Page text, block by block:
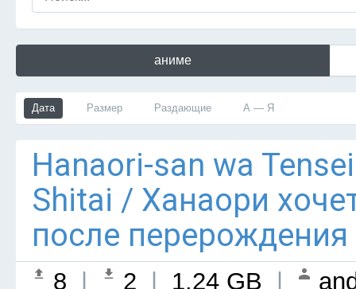
аниме
Дата Размер Раздающие А — Я
Hanaori-san wa
Shitai / Ханаори
после
8 2 1.24 GB